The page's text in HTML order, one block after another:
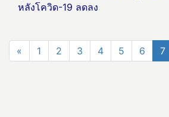
หลังโควิด-19 ลดลง
« 1 2 3 4 5 6 7